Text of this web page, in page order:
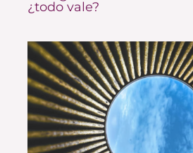
¿todo vale?